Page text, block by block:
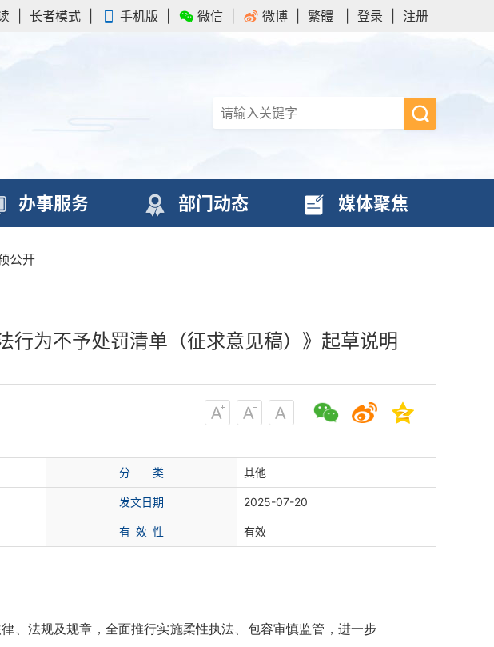
长者模式 手机版 微信 微博 繁體 登录 注册
办事服务 部门动态 媒体聚焦
公开
行为不予处罚清单（征求意见稿）》起草说明
分 类 其他
发文日期 2025-07-20
有 效 性 有效
、法规及规章，全面推行实施柔性执法、包容审慎监管，进一步